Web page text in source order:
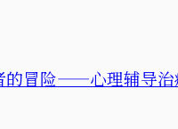
的冒险——心理辅导治